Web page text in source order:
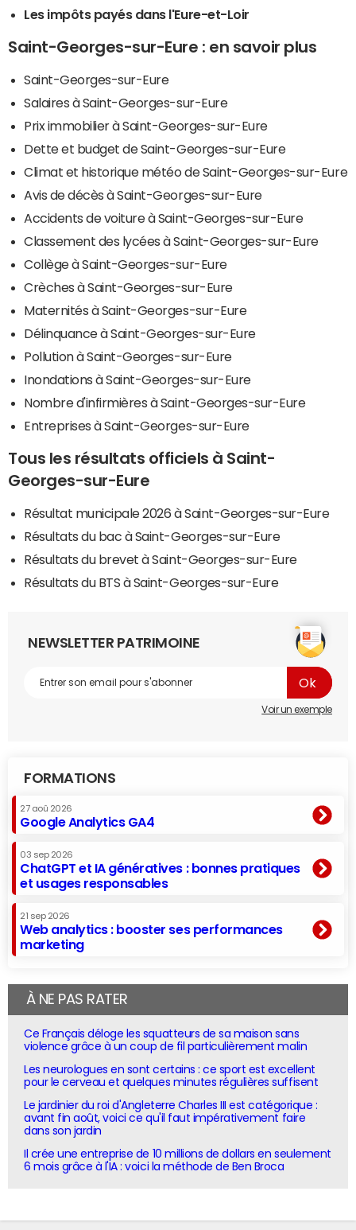
Les impôts payés dans l'Eure-et-Loir
Saint-Georges-sur-Eure : en savoir plus
Saint-Georges-sur-Eure
Salaires à Saint-Georges-sur-Eure
Prix immobilier à Saint-Georges-sur-Eure
Dette et budget de Saint-Georges-sur-Eure
Climat et historique météo de Saint-Georges-sur-Eure
Avis de décès à Saint-Georges-sur-Eure
Accidents de voiture à Saint-Georges-sur-Eure
Classement des lycées à Saint-Georges-sur-Eure
Collège à Saint-Georges-sur-Eure
Crèches à Saint-Georges-sur-Eure
Maternités à Saint-Georges-sur-Eure
Délinquance à Saint-Georges-sur-Eure
Pollution à Saint-Georges-sur-Eure
Inondations à Saint-Georges-sur-Eure
Nombre d'infirmières à Saint-Georges-sur-Eure
Entreprises à Saint-Georges-sur-Eure
Tous les résultats officiels à Saint-
Georges-sur-Eure
Résultat municipale 2026 à Saint-Georges-sur-Eure
Résultats du bac à Saint-Georges-sur-Eure
Résultats du brevet à Saint-Georges-sur-Eure
Résultats du BTS à Saint-Georges-sur-Eure
NEWSLETTER PATRIMOINE
Voir un exemple
FORMATIONS
27 aoû 2026
Google Analytics GA4
03 sep 2026
ChatGPT et IA génératives : bonnes pratiques
et usages responsables
21 sep 2026
Web analytics : booster ses performances
marketing
À NE PAS RATER
Ce Français déloge les squatteurs de sa maison sans
violence grâce à un coup de fil particulièrement malin
Les neurologues en sont certains : ce sport est excellent
pour le cerveau et quelques minutes régulières suffisent
Le jardinier du roi d'Angleterre Charles III est catégorique :
avant fin août, voici ce qu'il faut impérativement faire
dans son jardin
Il crée une entreprise de 10 millions de dollars en seulement
6 mois grâce à l'IA : voici la méthode de Ben Broca